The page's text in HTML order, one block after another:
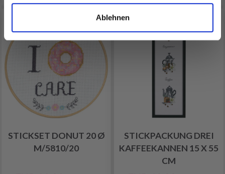
Ablehnen
STICKSET DONUT 20 Ø
M/5810/20
20% Rabatt
STICKPACKUNG DREI
KAFFEEKANNEN 15 X 55
CM